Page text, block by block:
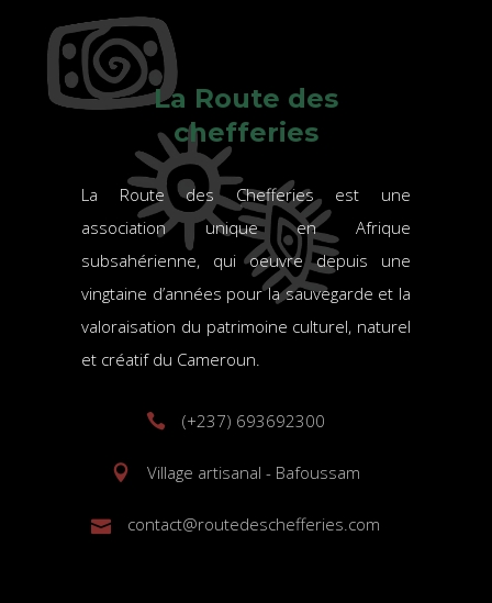
La Route des
chefferies
La Route des Chefferies est une
association unique en Afrique
subsahérienne, qui oeuvre depuis une
vingtaine d’années pour la sauvegarde et la
valoraisation du patrimoine culturel, naturel
et créatif du Cameroun.
(+237) 693692300
Village artisanal - Bafoussam
contact@routedeschefferies.com